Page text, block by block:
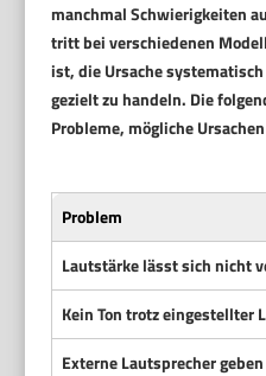
manchmal Schwierigkeiten
tritt bei verschiedenen
ist, die Ursache
gezielt zu handeln. Die
Probleme, mögliche
Problem
Lautstärke lässt sich nicht
Kein Ton trotz eingestellter
Externe Lautsprecher